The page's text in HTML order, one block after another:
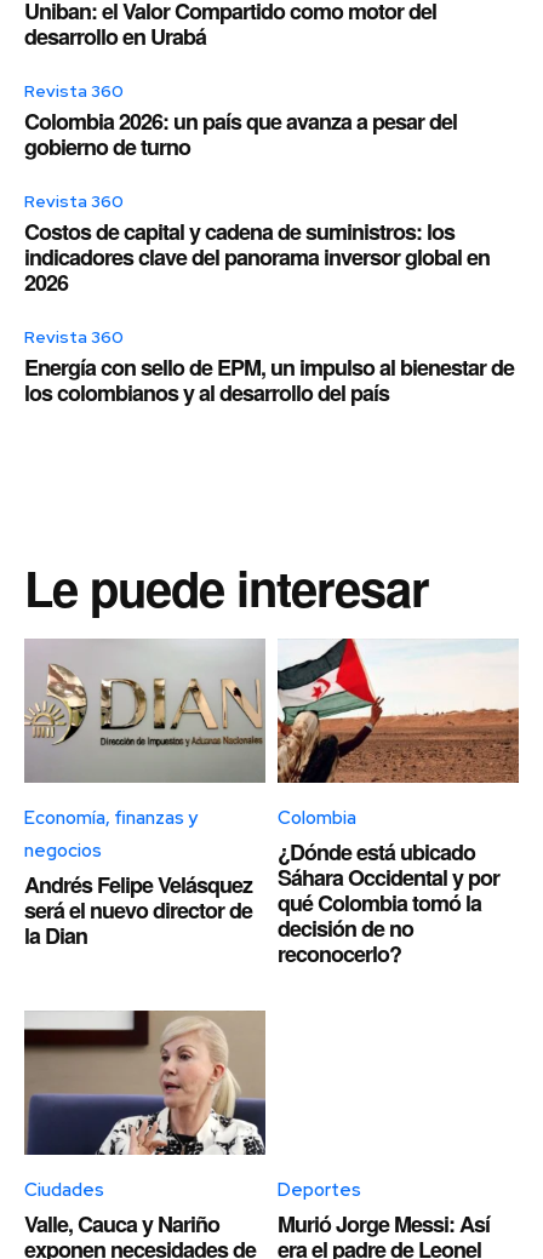
Uniban: el Valor Compartido como motor del
desarrollo en Urabá
Revista 360
Colombia 2026: un país que avanza a pesar del
gobierno de turno
Revista 360
Costos de capital y cadena de suministros: los
indicadores clave del panorama inversor global en
2026
Revista 360
Energía con sello de EPM, un impulso al bienestar de
los colombianos y al desarrollo del país
Le puede interesar
Economía, finanzas y
negocios
Andrés Felipe Velásquez
será el nuevo director de
la Dian
Colombia
¿Dónde está ubicado
Sáhara Occidental y por
qué Colombia tomó la
decisión de no
reconocerlo?
Ciudades
Valle, Cauca y Nariño
exponen necesidades de
Deportes
Murió Jorge Messi: Así
era el padre de Leonel